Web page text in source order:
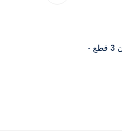
طقم مقلاة بايركس جرانيت ارتيزان 3 قطع -